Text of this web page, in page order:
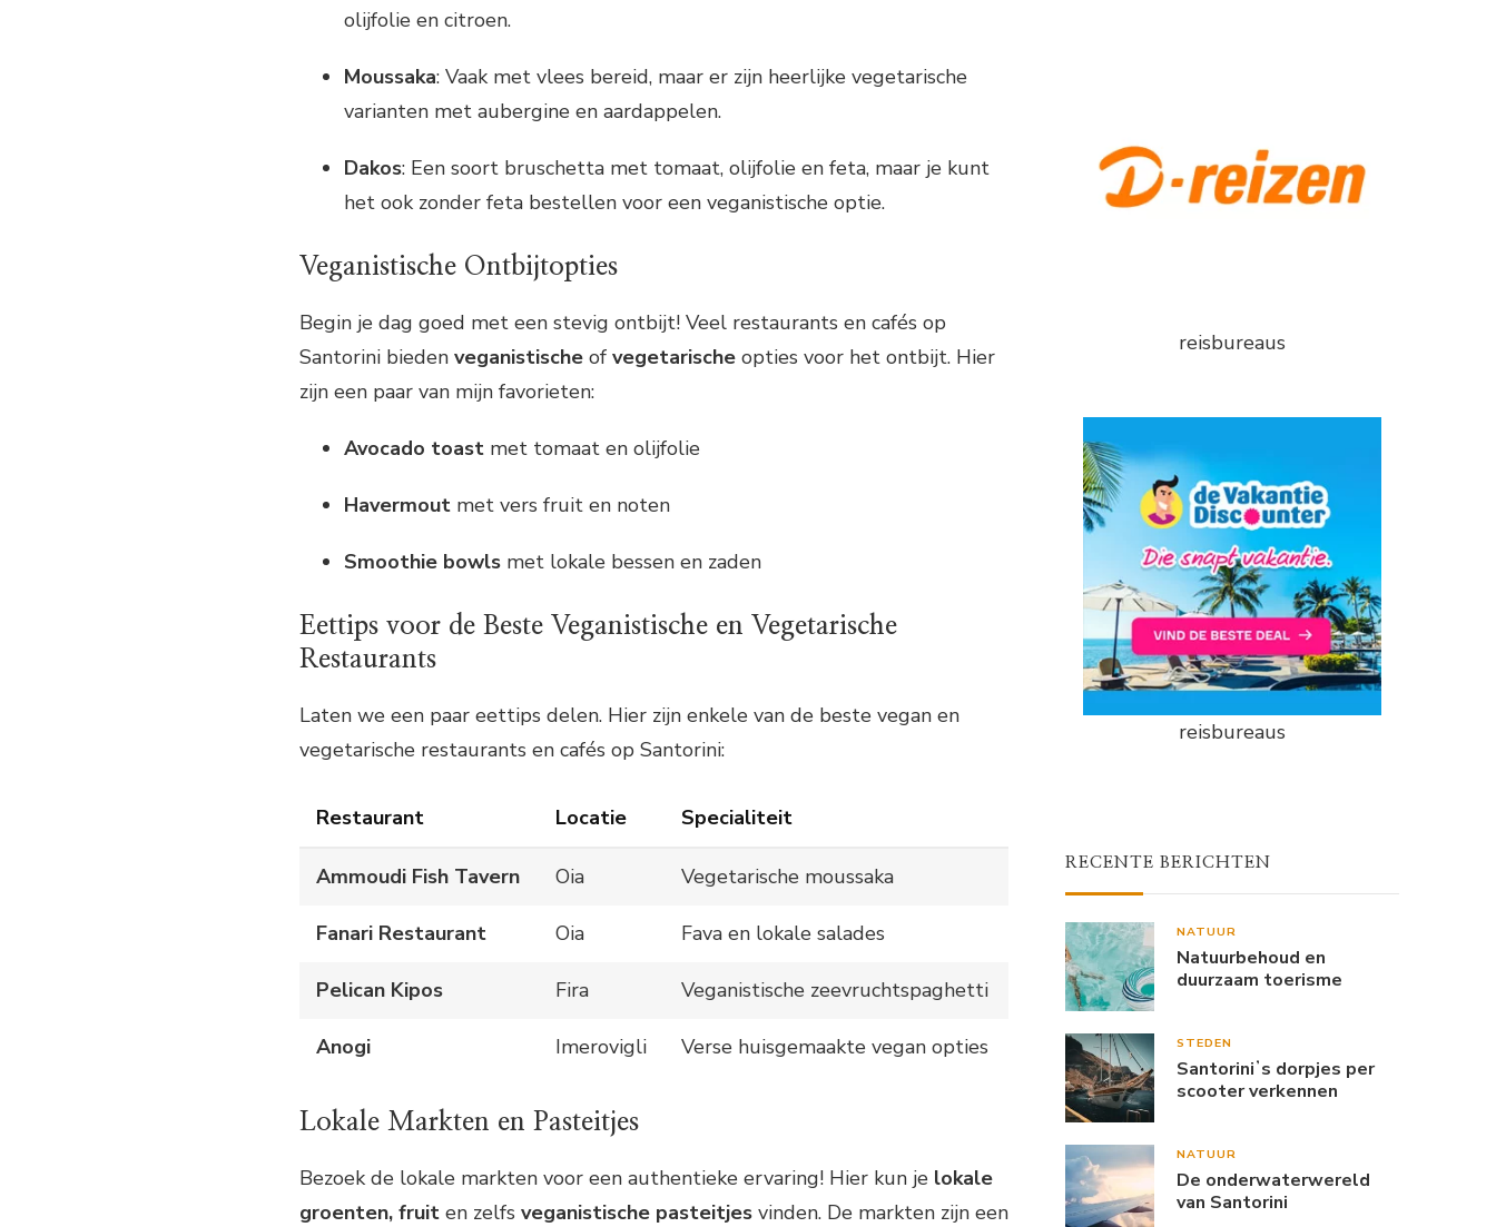
olijfolie en citroen.
Moussaka: Vaak met vlees bereid, maar er zijn heerlijke vegetarische
varianten met aubergine en aardappelen.
Dakos: Een soort bruschetta met tomaat, olijfolie en feta, maar je kunt
het ook zonder feta bestellen voor een veganistische optie.
Veganistische Ontbijtopties
Begin je dag goed met een stevig ontbijt! Veel restaurants en cafés op
Santorini bieden veganistische of vegetarische opties voor het ontbijt. Hier
zijn een paar van mijn favorieten:
Avocado toast met tomaat en olijfolie
Havermout met vers fruit en noten
Smoothie bowls met lokale bessen en zaden
Eettips voor de Beste Veganistische en Vegetarische
Restaurants
Laten we een paar eettips delen. Hier zijn enkele van de beste vegan en
vegetarische restaurants en cafés op Santorini:
Restaurant Locatie Specialiteit
Ammoudi Fish Tavern Oia Vegetarische moussaka
Fanari Restaurant Oia Fava en lokale salades
Pelican Kipos Fira Veganistische zeevruchtspaghetti
Anogi Imerovigli Verse huisgemaakte vegan opties
Lokale Markten en Pasteitjes
Bezoek de lokale markten voor een authentieke ervaring! Hier kun je lokale
groenten, fruit en zelfs veganistische pasteitjes vinden. De markten zijn een
reisbureaus
reisbureaus
RECENTE BERICHTEN
NATUUR
Natuurbehoud en
duurzaam toerisme
STEDEN
Santoriniʼs dorpjes per
scooter verkennen
NATUUR
De onderwaterwereld
van Santorini